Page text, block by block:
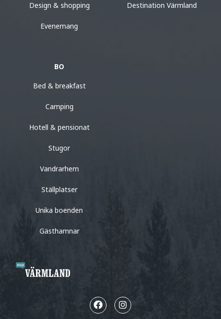
Design & shopping
Evenemang
Destination Värmland
BO
Bed & breakfast
Camping
Hotell & pensionat
Stugor
Vandrarhem
Ställplatser
Unika boenden
Gästhamnar